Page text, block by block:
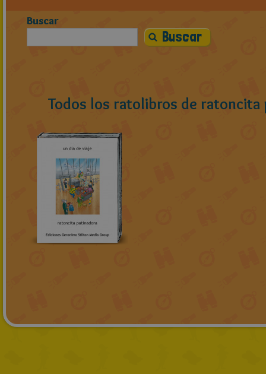
Buscar
Todos los ratolibros de ratoncita